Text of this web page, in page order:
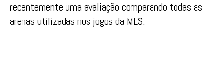
recentemente uma avaliação comparando todas as
arenas utilizadas nos jogos da MLS.